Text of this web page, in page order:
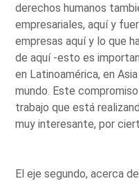
derechos humanos
empresariales, aquí y
empresas aquí y lo que
de aquí -esto es
en Latinoamérica, en
mundo. Este
trabajo que está
muy interesante, por
El eje segundo, acerca